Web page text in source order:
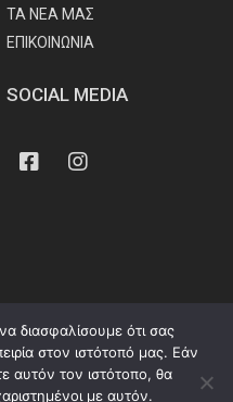
ΤΑ ΝΕΑ ΜΑΣ
ΕΠΙΚΟΙΝΩΝΙΑ
SOCIAL MEDIA
FacebookInstagram
διασφαλίσουμε ότι σας
στον ιστότοπό μας. Εάν
αυτόν τον ιστότοπο, θα
με αυτόν.